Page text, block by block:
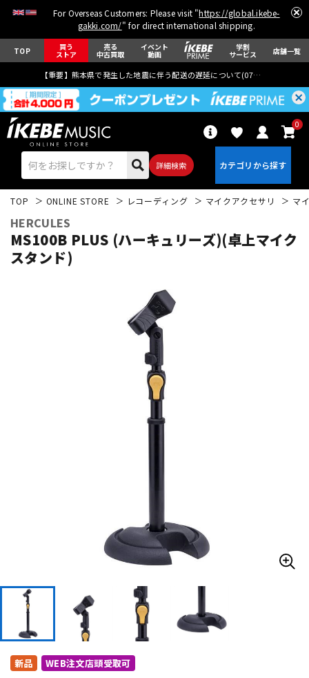
For Overseas Customers: Please visit "https://global.ikebe-
gakki.com/" for direct international shipping.
TOP 買う
ストア
売る
中古買取
イベント
動画
学割
サービス 店舗一覧
【重要】熊本県で発生した地震に伴う配送の遅延について(07月29日
詳細検索
0
DTM オンライン納品 レコーディング機器
TOP ONLINE STORE レコーディング マイクアクセサリ マ
HERCULES
MS100B PLUS (ハーキュリーズ)(卓上マイク
スタンド)
新品 WEB注文店頭受取可